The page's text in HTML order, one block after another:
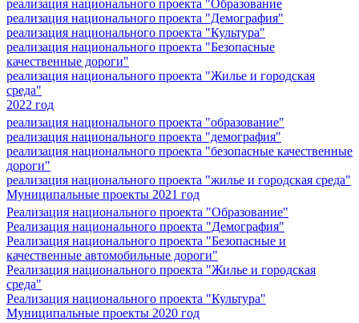
реализация национального проекта "Образование
реализация национального проекта "Демография"
реализация национального проекта "Культура"
реализация национального проекта "Безопасные
качественные дороги"
реализация национального проекта "Жилье и городская
среда"
2022 год
реализация национального проекта "образование"
реализация национального проекта "демография"
реализация национального проекта "безопасные качественные
дороги"
реализация национального проекта "жилье и городская среда"
Муниципальные проекты 2021 год
Реализация национального проекта "Образование"
Реализация национального проекта "Демография"
Реализация национального проекта "Безопасные и
качественные автомобильные дороги"
Реализация национального проекта "Жилье и городская
среда"
Реализация национального проекта "Культура"
Муниципальные проекты 2020 год